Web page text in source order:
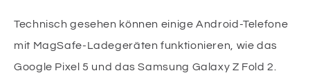
Technisch gesehen können einige Android-Telefone
mit MagSafe-Ladegeräten funktionieren, wie das
Google Pixel 5 und das Samsung Galaxy Z Fold 2.